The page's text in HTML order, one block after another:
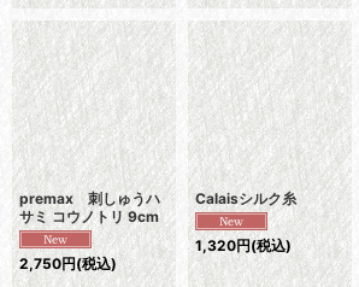
premax 刺しゅうハ
サミ コウノトリ 9cm
2,750円(税込)
Calaisシルク糸
1,320円(税込)